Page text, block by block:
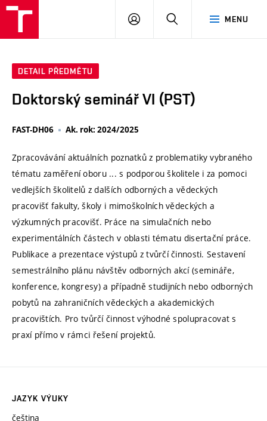
MENU
PŘIHLÁSIT
DETAIL PŘEDMĚTU
Doktorský seminář VI (PST)
FAST-DH06 Ak. rok: 2024/2025
Zpracovávání aktuálních poznatků z problematiky vybraného
tématu zaměření oboru ... s podporou školitele i za pomoci
vedlejších školitelů z dalších odborných a vědeckých
pracovišť fakulty, školy i mimoškolních vědeckých a
výzkumných pracovišť. Práce na simulačních nebo
experimentálních částech v oblasti tématu disertační práce.
Publikace a prezentace výstupů z tvůrčí činnosti. Sestavení
semestrálního plánu návštěv odborných akcí (semináře,
konference, kongresy) a případně studijních nebo odborných
pobytů na zahraničních vědeckých a akademických
pracovištích. Pro tvůrčí činnost výhodné spolupracovat s
praxí přímo v rámci řešení projektů.
JAZYK VÝUKY
čeština